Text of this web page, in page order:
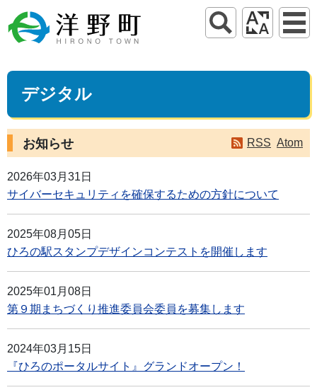
デジタル
お知らせ RSS Atom
2026年03月31日
サイバーセキュリティを確保するための方針について
2025年08月05日
ひろの駅スタンプデザインコンテストを開催します
2025年01月08日
第９期まちづくり推進委員会委員を募集します
2024年03月15日
『ひろのポータルサイト』グランドオープン！